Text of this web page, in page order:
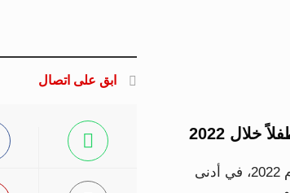
لقي 3825 شخصاً على الأقل مصرعهم في سوريا خلال عام 2022، في أدنى
ابق على اتصال